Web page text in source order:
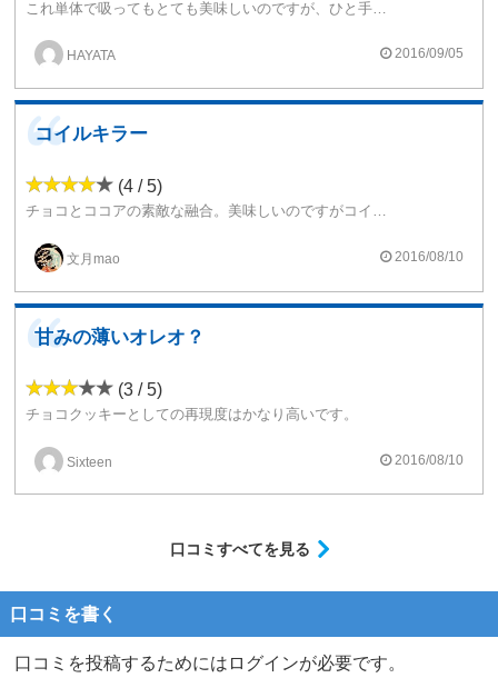
これ単体で吸ってもとても美味しいのですが、ひと手間加えるとさらに美味しくなります。
こちらのリキッドは高Wでたいてしまうとエグみが強くなってしまいますので、エグみや臭みが強くならないワット数を探してみて頂けたらいいと思います。
使い勝手のいいリキッドだと思いますので、自分の好きなようにアレンジして楽しんでいただけたらいいと思います。
HAYATA 2016/09/05
コイルキラー
(4 / 5)
チョコとココアの素敵な融合。美味しいのですがコイルキラーです、それもあって本家では半額で売られていますね。
文月mao 2016/08/10
甘みの薄いオレオ？
(3 / 5)
チョコクッキーとしての再現度はかなり高いです。
リアルならシットリさせるためにチョコクリームやイチゴクリームなんかをトッピングしたい感じ。
イチゴミルク系の甘々リキとブレンドすると非常に良い。
Sixteen 2016/08/10
口コミすべてを見る
口コミを書く
口コミを投稿するためにはログインが必要です。